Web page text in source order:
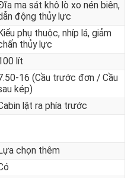
Phanh thủy lực, trợ lực chân
không
Đĩa ma sát khô lò xo nén biên,
dẫn động thủy lực
Kiểu phụ thuộc, nhíp lá, giảm
chấn thủy lực
100 lít
7.50-16 (Cầu trước đơn / Cầu